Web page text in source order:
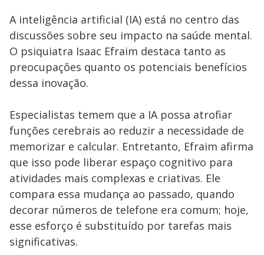
Criminosos vendem
ingressos falsos e
ainda roubam
identidades de
vítimas
A inteligência artificial (IA) está no centro das
discussões sobre seu impacto na saúde mental.
O psiquiatra Isaac Efraim destaca tanto as
preocupações quanto os potenciais benefícios
dessa inovação.
Especialistas temem que a IA possa atrofiar
funções cerebrais ao reduzir a necessidade de
memorizar e calcular. Entretanto, Efraim afirma
que isso pode liberar espaço cognitivo para
atividades mais complexas e criativas. Ele
compara essa mudança ao passado, quando
decorar números de telefone era comum; hoje,
esse esforço é substituído por tarefas mais
significativas.